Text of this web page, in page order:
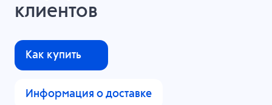
клиентов
Как купить
Информация о доставке